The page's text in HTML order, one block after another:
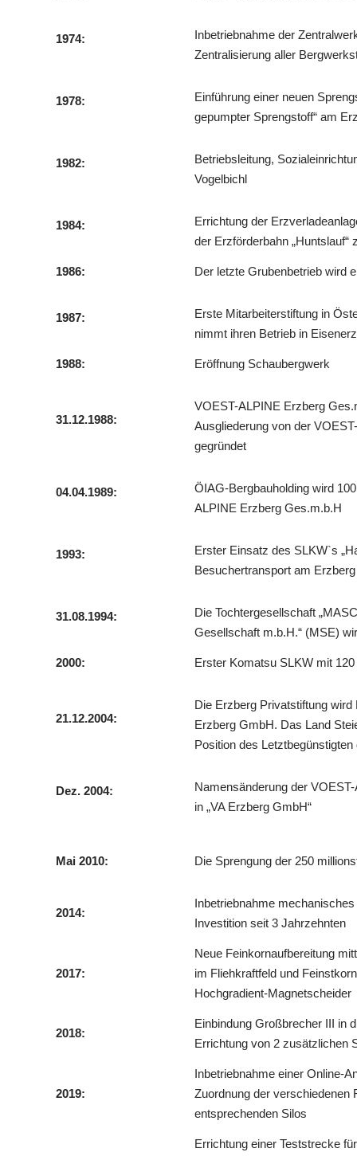
1974:
Inbetriebnahme der
Zentralisierung aller
1978:
Einführung einer neuen
gepumpter Sprengstoff“ am
1982:
Betriebsleitung,
Vogelbichl
1984:
Errichtung der
der Erzförderbahn „Huntslauf“
1986: Der letzte Grubenbetrieb wird
1987:
Erste Mitarbeiterstiftung in
nimmt ihren Betrieb in
1988: Eröffnung Schaubergwerk
31.12.1988:
VOEST-ALPINE Erzberg
Ausgliederung von der
gegründet
04.04.1989:
ÖIAG-Bergbauholding wird
ALPINE Erzberg Ges.m.b.H
1993:
Erster Einsatz des SLKW`s
Besuchertransport am Erzberg
31.08.1994:
Die Tochtergesellschaft
Gesellschaft m.b.H.“ (MSE)
2000: Erster Komatsu SLKW mit
21.12.2004:
Die Erzberg Privatstiftung wird
Erzberg GmbH. Das Land
Position des
Dez. 2004:
Namensänderung der
in „VA Erzberg GmbH“
Mai 2010: Die Sprengung der 250
2014:
Inbetriebnahme
Investition seit 3 Jahrzehnten
2017:
Neue Feinkornaufbereitung
im Fliehkraftfeld und
Hochgradient-Magnetscheider
2018:
Einbindung Großbrecher III in
Errichtung von 2 zusätzlichen
2019:
Inbetriebnahme einer Online-
Zuordnung der verschiedenen
entsprechenden Silos
Errichtung einer Teststrecke